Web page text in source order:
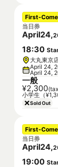
First-
当日券
April24,
18:30
大丸東京
April 24,
April 24,
一般
¥2,300
小学生（
Sold Out
First-
当日券
April24,
19:00